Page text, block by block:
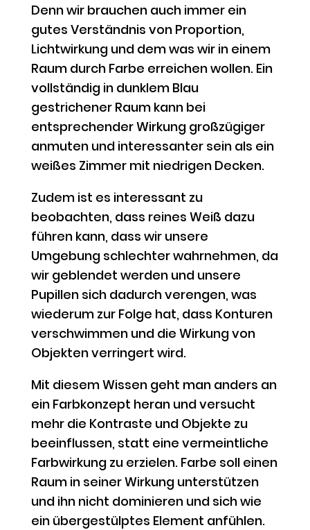
Denn wir brauchen auch immer ein
gutes Verständnis von Proportion,
Lichtwirkung und dem was wir in einem
Raum durch Farbe erreichen wollen. Ein
vollständig in dunklem Blau
gestrichener Raum kann bei
entsprechender Wirkung großzügiger
anmuten und interessanter sein als ein
weißes Zimmer mit niedrigen Decken.
Zudem ist es interessant zu
beobachten, dass reines Weiß dazu
führen kann, dass wir unsere
Umgebung schlechter wahrnehmen, da
wir geblendet werden und unsere
Pupillen sich dadurch verengen, was
wiederum zur Folge hat, dass Konturen
verschwimmen und die Wirkung von
Objekten verringert wird.
Mit diesem Wissen geht man anders an
ein Farbkonzept heran und versucht
mehr die Kontraste und Objekte zu
beeinflussen, statt eine vermeintliche
Farbwirkung zu erzielen. Farbe soll einen
Raum in seiner Wirkung unterstützen
und ihn nicht dominieren und sich wie
ein übergestülptes Element anfühlen.